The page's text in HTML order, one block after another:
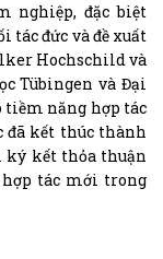
nghiệp, đặc biệt
tác đức và đề xuất
Hochschild và
Tübingen và Đại
tiềm năng hợp tác
đã kết thúc thành
ký kết thỏa thuận
tác mới trong